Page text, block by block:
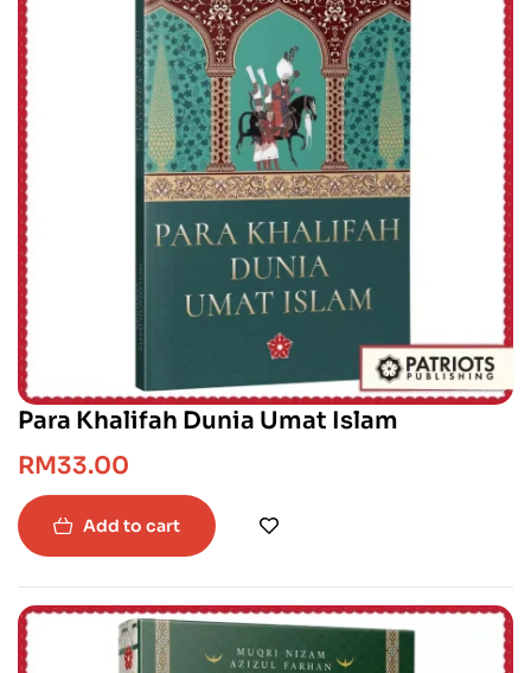
Para Khalifah Dunia Umat Islam
RM33.00
Add to cart